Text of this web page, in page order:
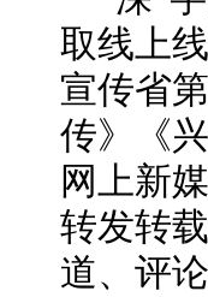
取线上
宣传省
传》《
网上新
转发转
道、评